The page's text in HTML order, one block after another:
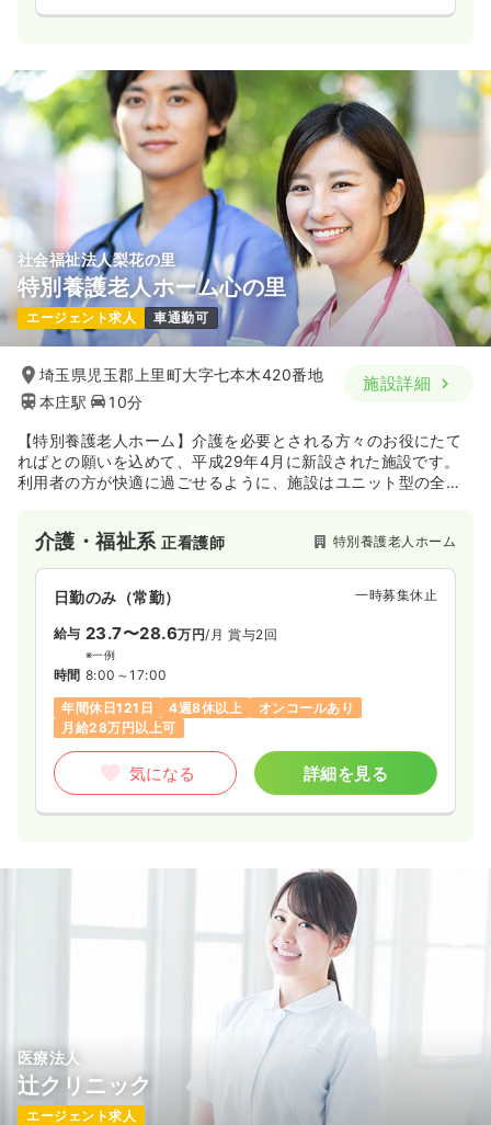
社会福祉法人梨花の里
特別養護老人ホーム心の里
エージェント求人 車通勤可
埼玉県児玉郡上里町大字七本木420番地
本庄駅
10分
施設詳細
【特別養護老人ホーム】介護を必要とされる方々のお役にたて
ればとの願いを込めて、平成29年4月に新設された施設です。
利用者の方が快適に過ごせるように、施設はユニット型の全室
設です。
介護・福祉系正看護師 特別養護老人ホーム
日勤のみ（常勤） 一時募集休止
給与 23.7〜28.6万円/月 賞与2回
※一例
時間 8:00～17:00
年間休日121日
4週8休以上
オンコールあり
月給28万円以上可
気になる 詳細を見る
医療法人
辻クリニック
エージェント求人